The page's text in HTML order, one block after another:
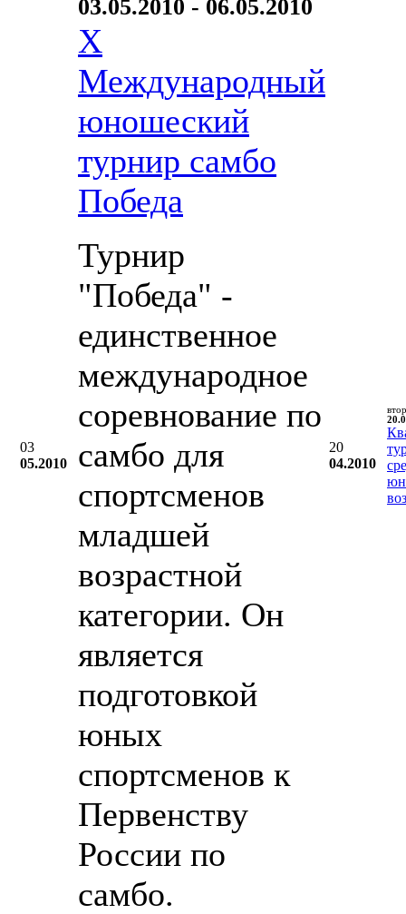
03
05.2010
03.05.2010 - 06.05.2010
X
Международный
юношеский
турнир самбо
Победа
Турнир
"Победа" -
единственное
международное
соревнование по
самбо для
спортсменов
младшей
возрастной
категории. Он
является
подготовкой
юных
спортсменов к
Первенству
России по
самбо.
20
04.2010